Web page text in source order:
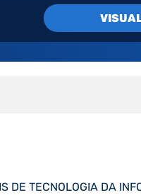
DE TECNOLOGIA DA